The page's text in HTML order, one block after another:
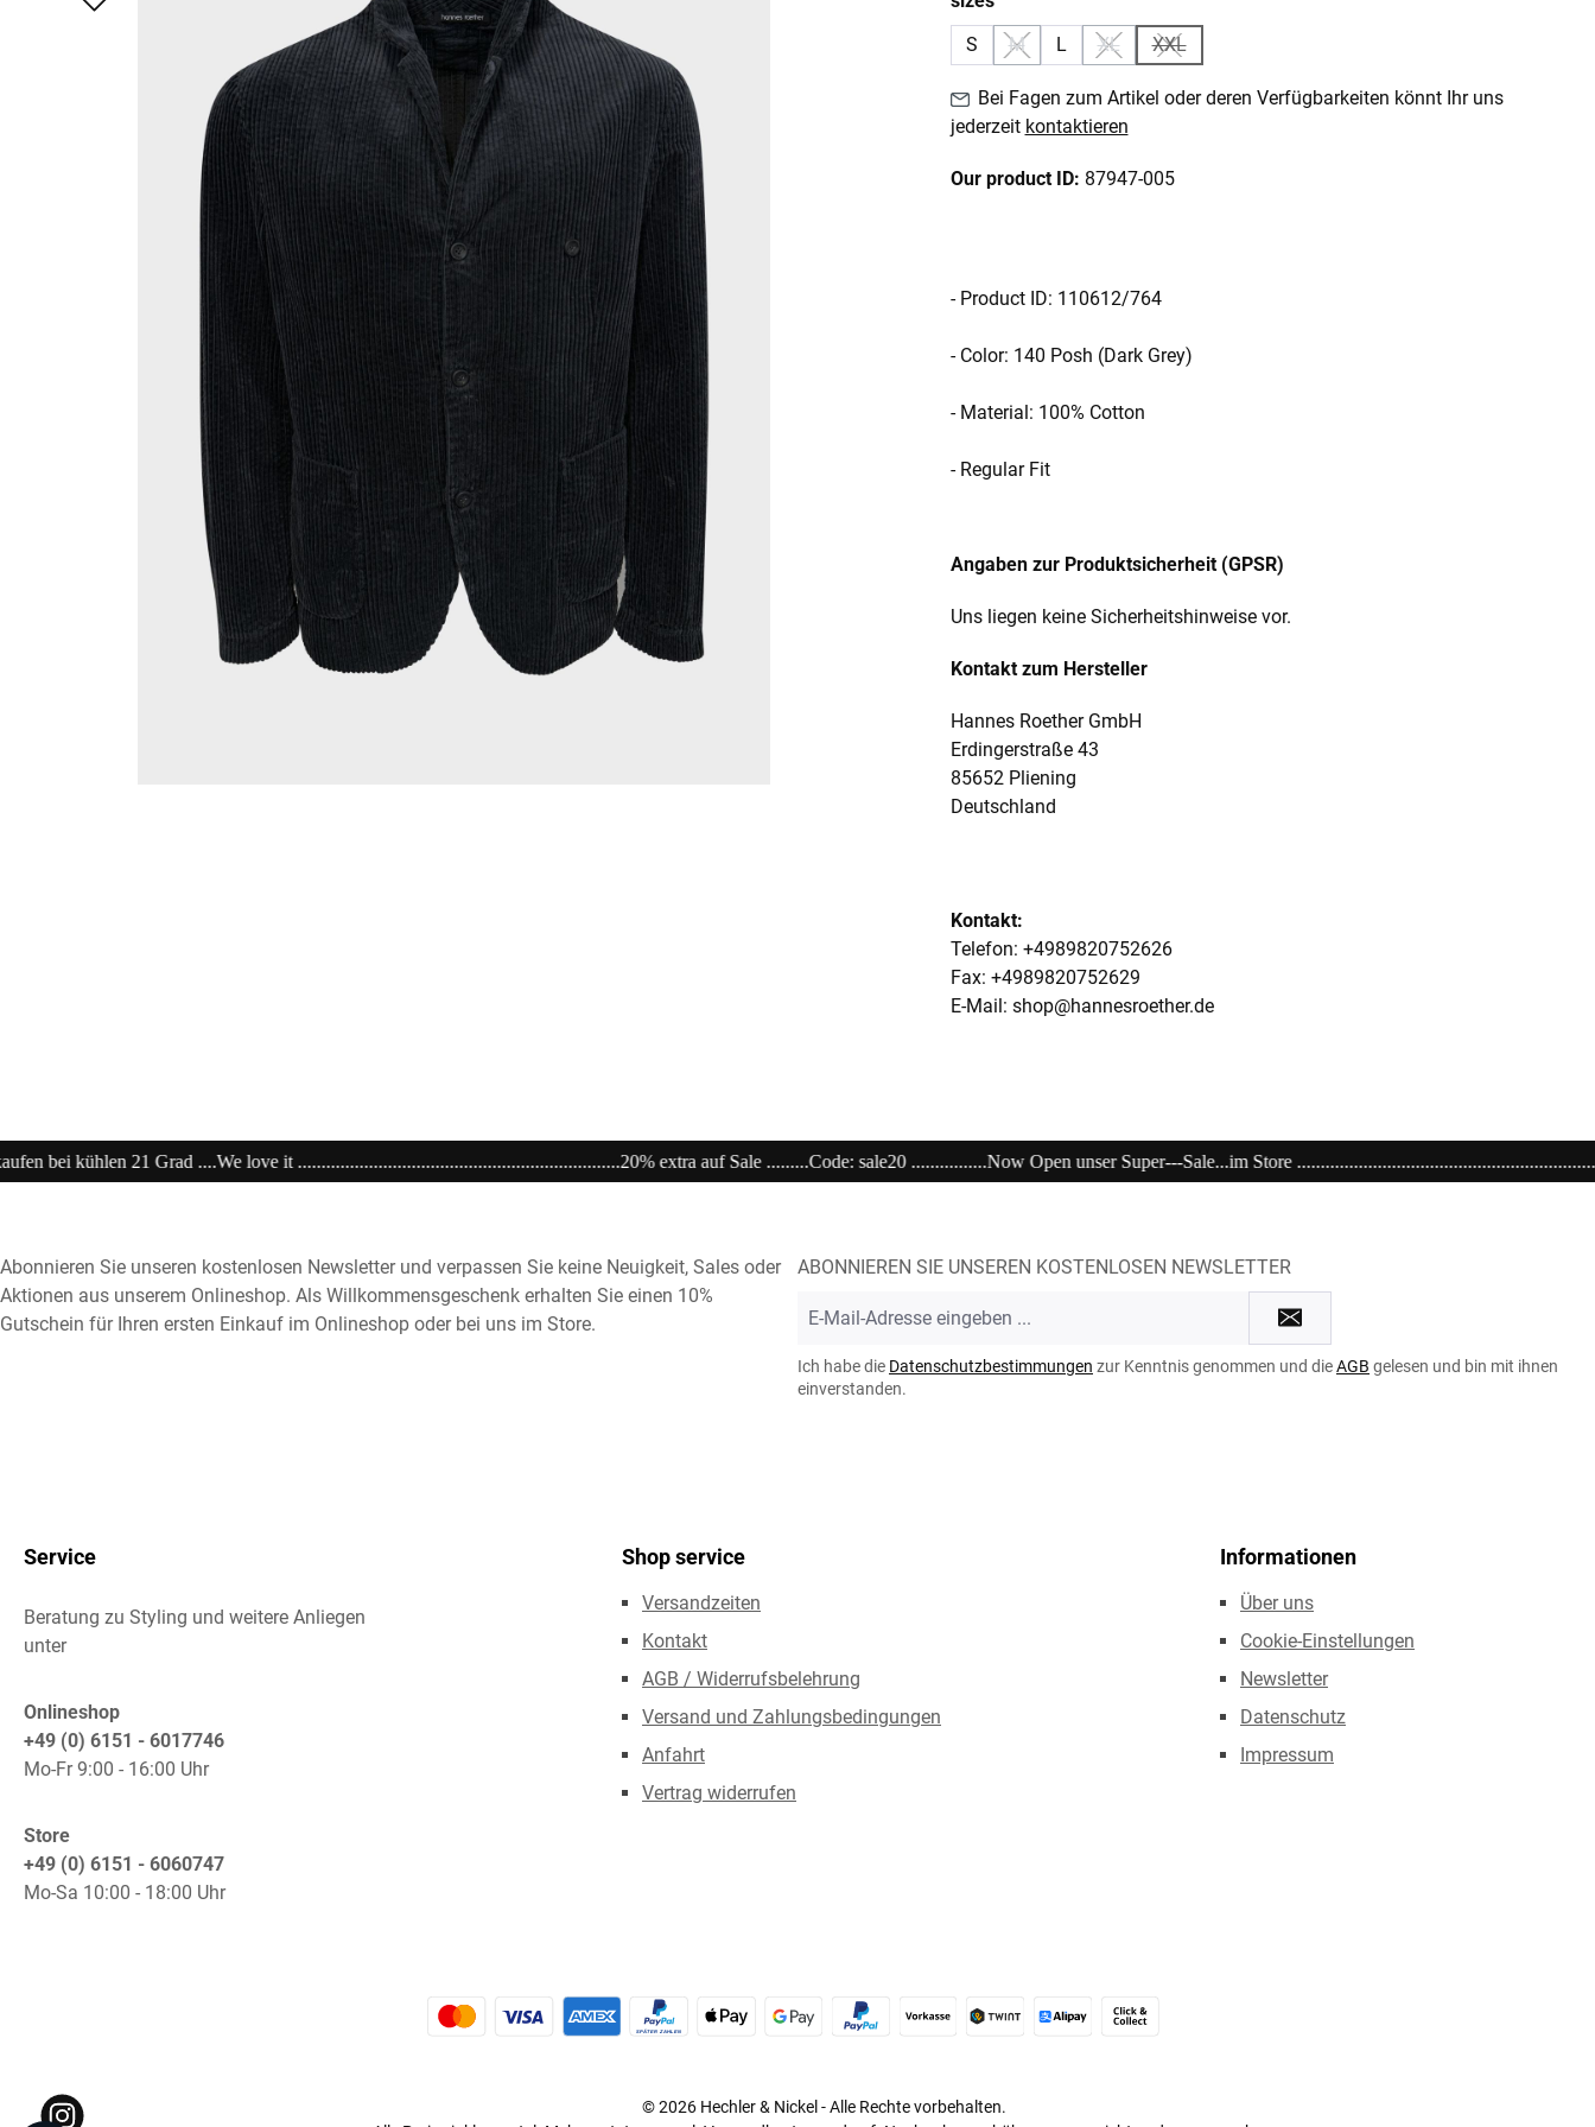
S
M
(Diese Option ist zurzeit nicht verfügbar.)
L XL
(Diese Option ist zurzeit nicht verfügbar.)
XXL
(Diese Option ist zurzeit nicht verfügbar.)
Bei Fagen zum Artikel oder deren Verfügbarkeiten könnt Ihr uns
jederzeit kontaktieren
Our product ID: 87947-005
- Product ID: 110612/764
- Color: 140 Posh (Dark Grey)
- Material: 100% Cotton
- Regular Fit
Angaben zur Produktsicherheit (GPSR)
Uns liegen keine Sicherheitshinweise vor.
Kontakt zum Hersteller
Hannes Roether GmbH
Erdingerstraße 43
85652 Pliening
Deutschland
Kontakt:
Telefon: +4989820752626
Fax: +4989820752629
E-Mail: shop@hannesroether.de
it ....................................................................20% extra auf Sale .........Code: sale20 ................Now Open unser Super---Sale...im Store
Abonnieren Sie unseren kostenlosen Newsletter und verpassen Sie keine Neuigkeit, Sales oder
Aktionen aus unserem Onlineshop. Als Willkommensgeschenk erhalten Sie einen 10%
Gutschein für Ihren ersten Einkauf im Onlineshop oder bei uns im Store.
ABONNIEREN SIE UNSEREN KOSTENLOSEN NEWSLETTER
Mail-
*
Ich habe die Datenschutzbestimmungen zur Kenntnis genommen und dieAGB gelesen und bin mit ihnen
einverstanden.
Service
Beratung zu Styling und weitere Anliegen
unter
Onlineshop
+49 (0) 6151 - 6017746
Mo-Fr 9:00 - 16:00 Uhr
Store
+49 (0) 6151 - 6060747
Mo-Sa 10:00 - 18:00 Uhr
Shop service
Versandzeiten
Kontakt
AGB / Widerrufsbelehrung
Versand und Zahlungsbedingungen
Anfahrt
Vertrag widerrufen
Informationen
Über uns
Cookie-Einstellungen
Newsletter
Datenschutz
Impressum
© 2026 Hechler & Nickel - Alle Rechte vorbehalten.